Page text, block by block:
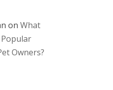
onWhat
Owners?